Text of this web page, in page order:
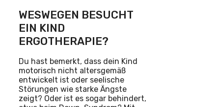
WESWEGEN BESUCHT
EIN KIND
ERGOTHERAPIE?
Du hast bemerkt, dass dein Kind
motorisch nicht altersgemäß
entwickelt ist oder seelische
Störungen wie starke Ängste
zeigt? Oder ist es sogar behindert,